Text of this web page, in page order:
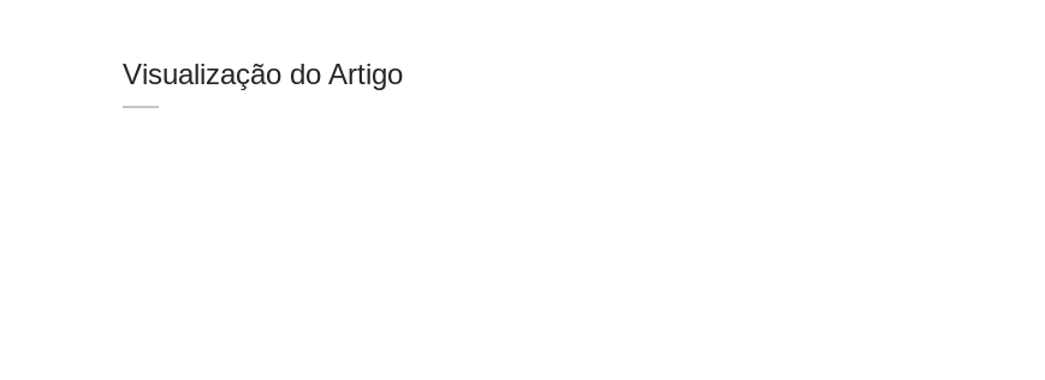
Visualização do Artigo